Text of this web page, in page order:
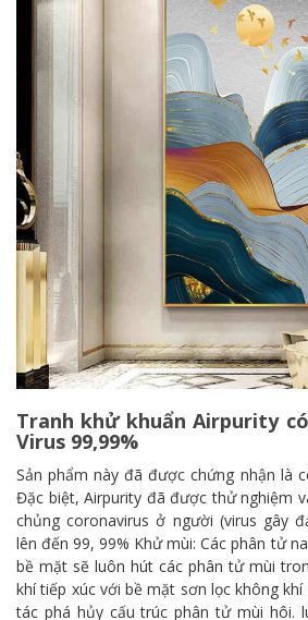
Tranh khử khuẩn Airpurity
Virus 99,99%
Sản phẩm này đã được chứng nhận là
Đặc biệt, Airpurity đã được thử nghiệm
chủng coronavirus ở người (virus gây
lên đến 99, 99% Khử mùi: Các phân tử
bề mặt sẽ luôn hút các phân tử mùi
khí tiếp xúc với bề mặt sơn lọc không
tác phá hủy cấu trúc phân tử mùi hôi.